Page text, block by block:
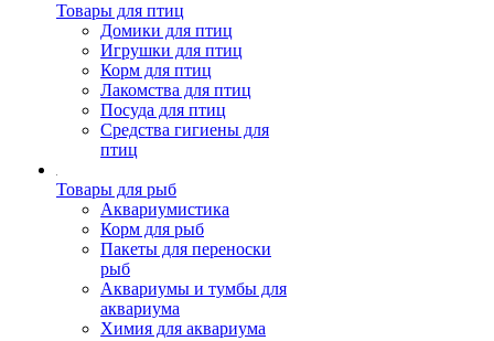
Товары для птиц
Домики для птиц
Игрушки для птиц
Корм для птиц
Лакомства для птиц
Посуда для птиц
Средства гигиены для
птиц
Товары для рыб
Аквариумистика
Корм для рыб
Пакеты для переноски
рыб
Аквариумы и тумбы для
аквариума
Химия для аквариума